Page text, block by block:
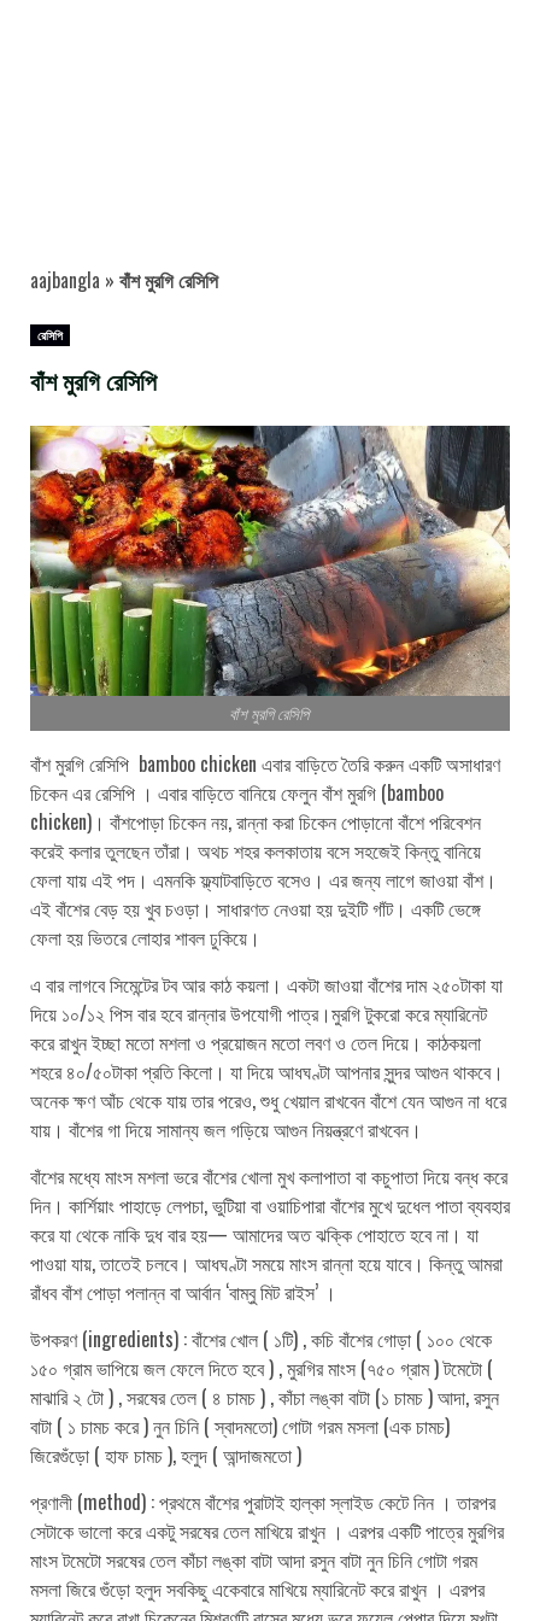
aajbangla » বাঁশ মুরগি রেসিপি
রেসিপি
বাঁশ মুরগি রেসিপি
বাঁশ মুরগি রেসিপি
বাঁশ মুরগি রেসিপি bamboo chicken এবার বাড়িতে তৈরি করুন একটি অসাধারণ
চিকেন এর রেসিপি । এবার বাড়িতে বানিয়ে ফেলুন বাঁশ মুরগি (bamboo
chicken)। বাঁশপোড়া চিকেন নয়, রান্না করা চিকেন পোড়ানো বাঁশে পরিবেশন
করেই কলার তুলছেন তাঁরা। অথচ শহর কলকাতায় বসে সহজেই কিন্তু বানিয়ে
ফেলা যায় এই পদ। এমনকি ফ্ল্যাটবাড়িতে বসেও। এর জন্য লাগে জাওয়া বাঁশ।
এই বাঁশের বেড় হয় খুব চওড়া। সাধারণত নেওয়া হয় দুইটি গাঁট। একটি ভেঙ্গে
ফেলা হয় ভিতরে লোহার শাবল ঢুকিয়ে।
এ বার লাগবে সিমেন্টের টব আর কাঠ কয়লা। একটা জাওয়া বাঁশের দাম ২৫০টাকা যা
দিয়ে ১০/১২ পিস বার হবে রান্নার উপযোগী পাত্র।মুরগি টুকরো করে ম্যারিনেট
করে রাখুন ইচ্ছা মতো মশলা ও প্রয়োজন মতো লবণ ও তেল দিয়ে। কাঠকয়লা
শহরে ৪০/৫০টাকা প্রতি কিলো। যা দিয়ে আধঘণ্টা আপনার সুন্দর আগুন থাকবে।
অনেক ক্ষণ আঁচ থেকে যায় তার পরেও, শুধু খেয়াল রাখবেন বাঁশে যেন আগুন না ধরে
যায়। বাঁশের গা দিয়ে সামান্য জল গড়িয়ে আগুন নিয়ন্ত্রণে রাখবেন।
বাঁশের মধ্যে মাংস মশলা ভরে বাঁশের খোলা মুখ কলাপাতা বা কচুপাতা দিয়ে বন্ধ করে
দিন। কার্শিয়াং পাহাড়ে লেপচা, ভুটিয়া বা ওয়াচিপারা বাঁশের মুখে দুধেল পাতা ব্যবহার
করে যা থেকে নাকি দুধ বার হয়— আমাদের অত ঝক্কি পোহাতে হবে না। যা
পাওয়া যায়, তাতেই চলবে। আধঘণ্টা সময়ে মাংস রান্না হয়ে যাবে। কিন্তু আমরা
রাঁধব বাঁশ পোড়া পলান্ন বা আর্বান ‘বাম্বু মিট রাইস’ ।
উপকরণ (ingredients) : বাঁশের খোল ( ১টি) , কচি বাঁশের গোড়া ( ১০০ থেকে
১৫০ গ্রাম ভাপিয়ে জল ফেলে দিতে হবে ) , মুরগির মাংস (৭৫০ গ্রাম ) টমেটো (
মাঝারি ২ টো ) , সরষের তেল ( ৪ চামচ ) , কাঁচা লঙ্কা বাটা (১ চামচ ) আদা, রসুন
বাটা ( ১ চামচ করে ) নুন চিনি ( স্বাদমতো) গোটা গরম মসলা (এক চামচ)
জিরেগুঁড়ো ( হাফ চামচ ), হলুদ ( আন্দাজমতো )
প্রণালী (method) : প্রথমে বাঁশের পুরাটাই হাল্কা স্লাইড কেটে নিন । তারপর
সেটাকে ভালো করে একটু সরষের তেল মাখিয়ে রাখুন । এরপর একটি পাত্রে মুরগির
মাংস টমেটো সরষের তেল কাঁচা লঙ্কা বাটা আদা রসুন বাটা নুন চিনি গোটা গরম
মসলা জিরে গুঁড়ো হলুদ সবকিছু একেবারে মাখিয়ে ম্যারিনেট করে রাখুন । এরপর